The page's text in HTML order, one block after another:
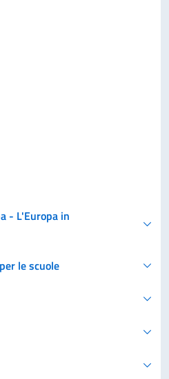
- L'Europa in
le scuole